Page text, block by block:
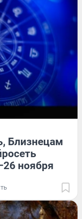
Близнецам
ноября